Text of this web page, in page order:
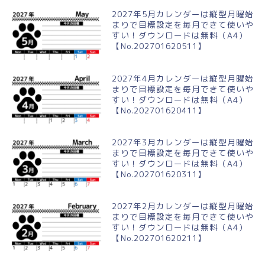
2027年5月カレンダーは縦型月曜始
まりで目標設定を毎月できて使いや
すい！ダウンロードは無料（A4）
【No.202701620511】
2027年4月カレンダーは縦型月曜始
まりで目標設定を毎月できて使いや
すい！ダウンロードは無料（A4）
【No.202701620411】
2027年3月カレンダーは縦型月曜始
まりで目標設定を毎月できて使いや
すい！ダウンロードは無料（A4）
【No.202701620311】
2027年2月カレンダーは縦型月曜始
まりで目標設定を毎月できて使いや
すい！ダウンロードは無料（A4）
【No.202701620211】